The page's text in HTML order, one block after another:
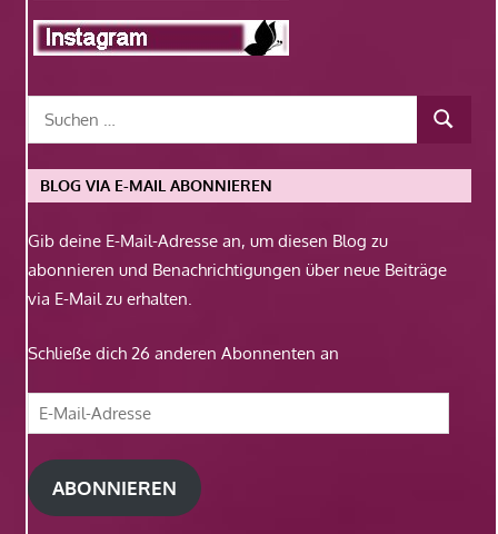
BLOG VIA E-MAIL ABONNIEREN
Gib deine E-Mail-Adresse an, um diesen Blog zu
abonnieren und Benachrichtigungen über neue Beiträge
via E-Mail zu erhalten.
Schließe dich 26 anderen Abonnenten an
E-
Mail-
Adresse
ABONNIEREN